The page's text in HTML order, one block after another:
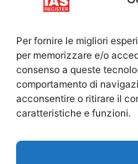
Per fornire le migliori
per memorizzare e/o
consenso a queste
comportamento di
acconsentire o ritirare il
caratteristiche e funzioni.